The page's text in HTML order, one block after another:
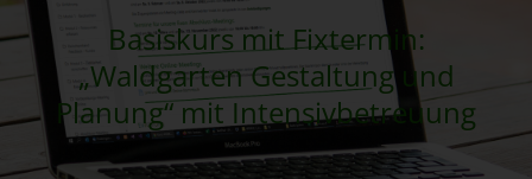
Basiskurs mit Fixtermin:
„Waldgarten Gestaltung und
Planung“ mit Intensivbetreuung